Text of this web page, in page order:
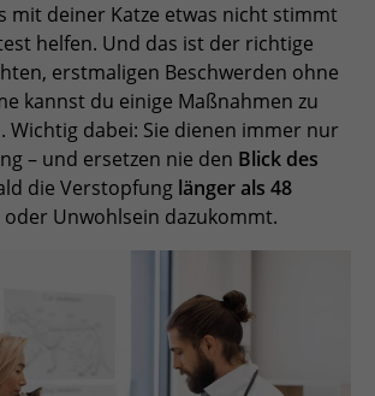
mit deiner Katze etwas nicht stimmt
helfen. Und das ist der richtige
erstmaligen Beschwerden ohne
kannst du einige Maßnahmen zu
Wichtig dabei: Sie dienen immer nur
– und ersetzen nie den Blick des
die Verstopfung länger als 48
Unwohlsein dazukommt.